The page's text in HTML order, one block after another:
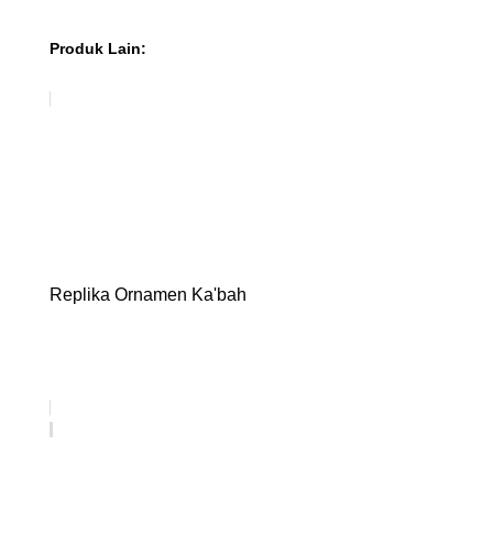
Produk Lain:
Replika Ornamen Ka'bah